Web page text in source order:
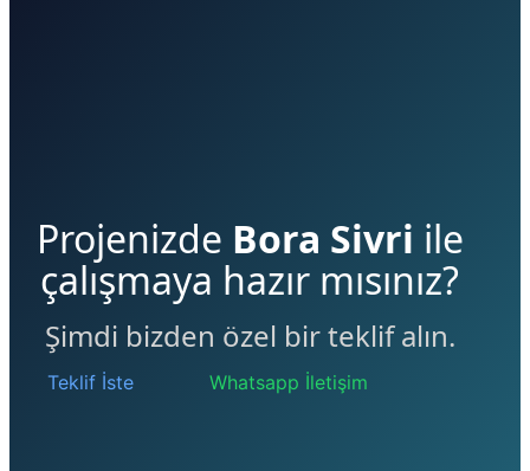
Projenizde Bora Sivri ile
çalışmaya hazır mısınız?
Şimdi bizden özel bir teklif alın.
Teklif İste Whatsapp İletişim